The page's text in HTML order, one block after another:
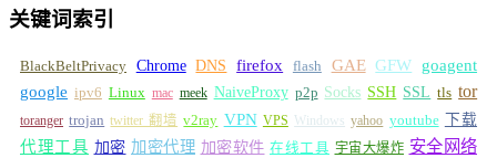
关键词索引
BlackBeltPrivacy Chrome DNS firefox flash GAE GFW
goagent
google ipv6 Linux mac meek NaiveProxy p2p Socks SSH SSL tls tor
toranger trojan twitter 翻墙 v2ray VPN VPS Windows yahoo youtube 下载
代理工具 加密 加密代理 加密软件 在线工具 宇宙大爆炸 安全网络